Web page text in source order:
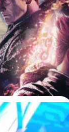
ย ~ (ไม่น่าฝืน
ดีโอเกมในปี
ไม่รู้ แต่ปีนี้รับรอง
12 เดือน ที่ยอด
มกันกับ "เกมออก
ว่าจะมีเกมอะไร
ราคม
Series X/S เรา
ความยิ่งใหญ่ของ
งั้นขยับมาโฟกัส
รามมอบให้กัน